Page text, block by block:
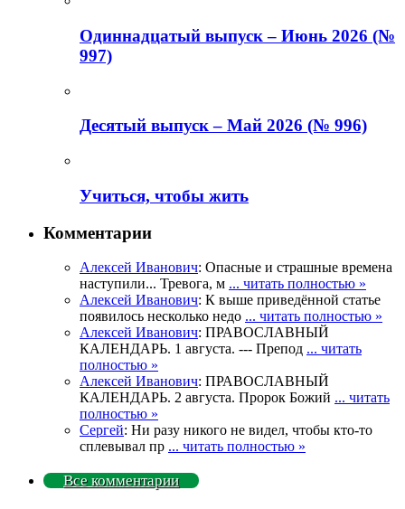
Одиннадцатый выпуск – Июнь 2026 (№
997)
Деcятый выпуск – Май 2026 (№ 996)
Учиться, чтобы жить
Комментарии
Алексей Иванович: Опасные и страшные времена
наступили... Тревога, м ... читать полностью »
Алексей Иванович: К выше приведённой статье
появилось несколько недо ... читать полностью »
Алексей Иванович: ПРАВОСЛАВНЫЙ
КАЛЕНДАРЬ. 1 августа. --- Препод ... читать
полностью »
Алексей Иванович: ПРАВОСЛАВНЫЙ
КАЛЕНДАРЬ. 2 августа. Пророк Божий ... читать
полностью »
Сергей: Ни разу никого не видел, чтобы кто-то
сплевывал пр ... читать полностью »
Все комментарии